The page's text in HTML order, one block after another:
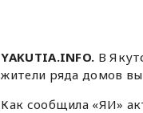
YAKUTIA.INFO. В
жители ряда домов
Как сообщила «ЯИ»